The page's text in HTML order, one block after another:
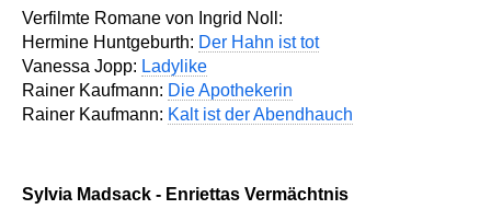
Verfilmte Romane von Ingrid Noll:
Hermine Huntgeburth: Der Hahn ist tot
Vanessa Jopp: Ladylike
Rainer Kaufmann: Die Apothekerin
Rainer Kaufmann: Kalt ist der Abendhauch
Sylvia Madsack - Enriettas Vermächtnis